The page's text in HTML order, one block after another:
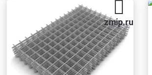
zmip.ru